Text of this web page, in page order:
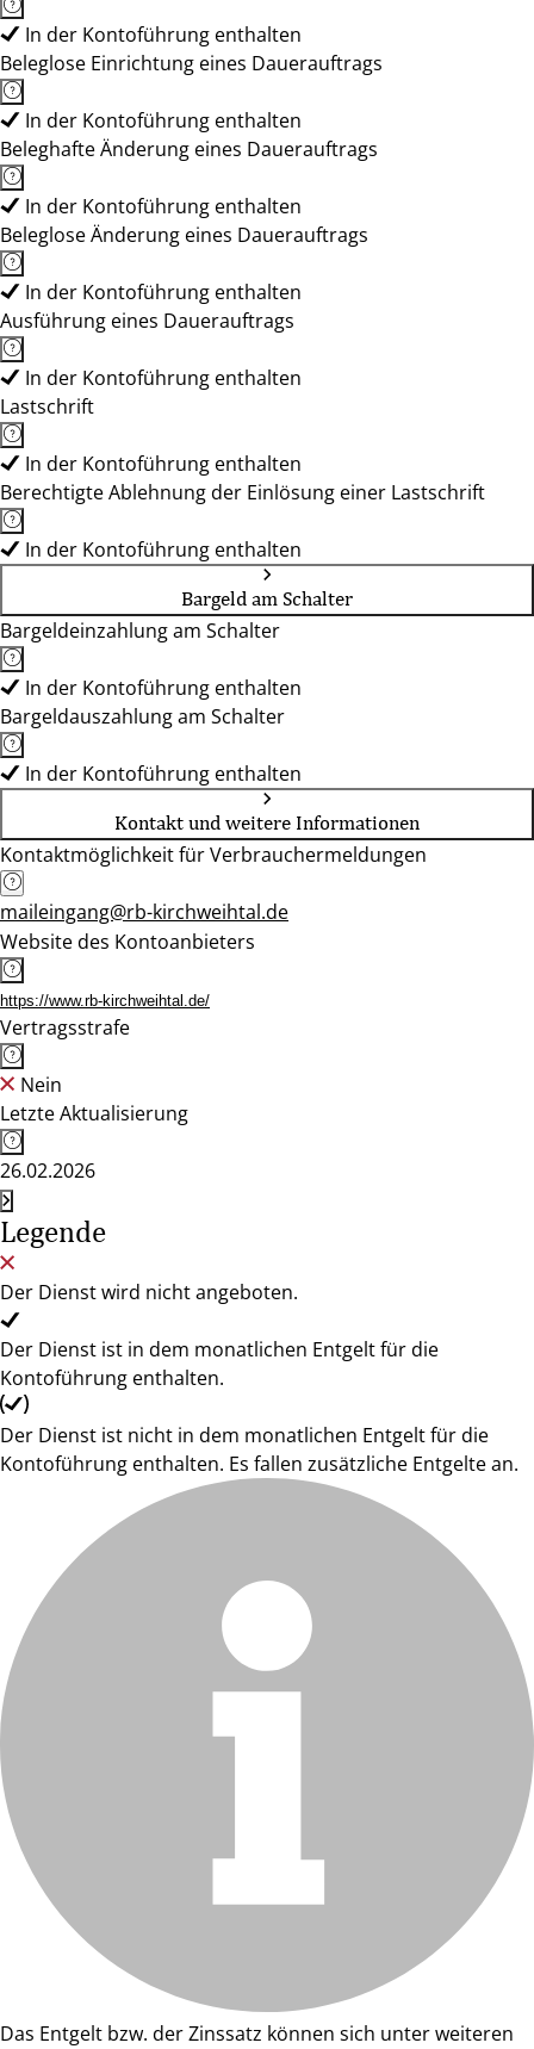
In der Kontoführung enthalten
Beleglose Einrichtung eines Dauerauftrags
In der Kontoführung enthalten
Beleghafte Änderung eines Dauerauftrags
In der Kontoführung enthalten
Beleglose Änderung eines Dauerauftrags
In der Kontoführung enthalten
Ausführung eines Dauerauftrags
In der Kontoführung enthalten
Lastschrift
In der Kontoführung enthalten
Berechtigte Ablehnung der Einlösung einer Lastschrift
In der Kontoführung enthalten
Bargeld am Schalter
Bargeldeinzahlung am Schalter
In der Kontoführung enthalten
Bargeldauszahlung am Schalter
In der Kontoführung enthalten
Kontakt und weitere Informationen
Kontaktmöglichkeit für Verbrauchermeldungen
maileingang@rb-kirchweihtal.de
Website des Kontoanbieters
https://www.rb-kirchweihtal.de/
Vertragsstrafe
Nein
Letzte Aktualisierung
26.02.2026
Legende
Der Dienst wird nicht angeboten.
Der Dienst ist in dem monatlichen Entgelt für die
Kontoführung enthalten.
Der Dienst ist nicht in dem monatlichen Entgelt für die
Kontoführung enthalten. Es fallen zusätzliche Entgelte an.
Das Entgelt bzw. der Zinssatz können sich unter weiteren